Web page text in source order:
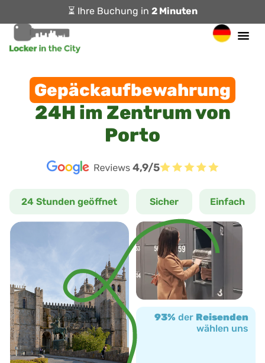
⏳ Ihre Buchung in 2 Minuten
Gepäckaufbewahrung
24H im Zentrum von
Porto
4,9/5
93% der Reisenden
wählen uns
Sicher Einfach
24 Stunden geöffnet